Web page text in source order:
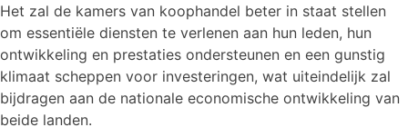
Het zal de kamers van koophandel beter in staat stellen
om essentiële diensten te verlenen aan hun leden, hun
ontwikkeling en prestaties ondersteunen en een gunstig
klimaat scheppen voor investeringen, wat uiteindelijk zal
bijdragen aan de nationale economische ontwikkeling van
beide landen.